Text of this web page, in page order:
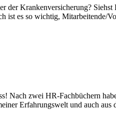
der Krankenversicherung?
ist es so wichtig, Mitarbeitende/
Nach zwei HR-Fachbüchern
Erfahrungswelt und auch aus